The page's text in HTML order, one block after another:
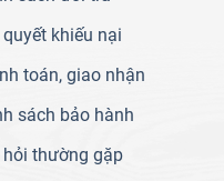
quyết khiếu nại
toán, giao nhận
sách bảo hành
hỏi thường gặp